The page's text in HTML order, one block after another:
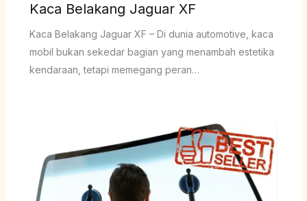
Kaca Belakang Jaguar XF
Kaca Belakang Jaguar XF – Di dunia automotive, kaca
mobil bukan sekedar bagian yang menambah estetika
kendaraan, tetapi memegang peran…